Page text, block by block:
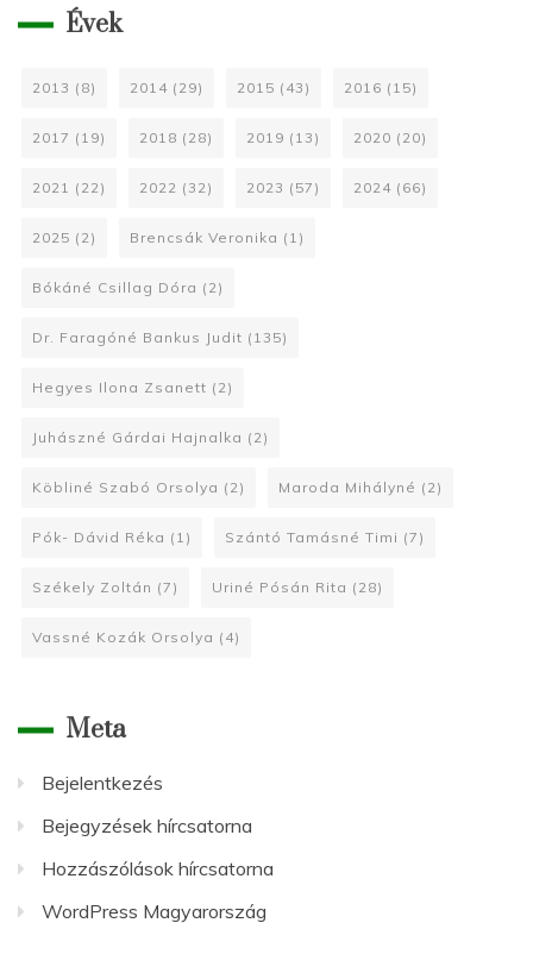
Évek
2013 (8) 2014 (29) 2015 (43) 2016 (15)
2017 (19) 2018 (28) 2019 (13) 2020 (20)
2021 (22) 2022 (32) 2023 (57) 2024 (66)
2025 (2) Brencsák Veronika (1)
Bókáné Csillag Dóra (2)
Dr. Faragóné Bankus Judit (135)
Hegyes Ilona Zsanett (2)
Juhászné Gárdai Hajnalka (2)
Köbliné Szabó Orsolya (2) Maroda Mihályné (2)
Pók- Dávid Réka (1) Szántó Tamásné Timi (7)
Székely Zoltán (7) Uriné Pósán Rita (28)
Vassné Kozák Orsolya (4)
Meta
Bejelentkezés
Bejegyzések hírcsatorna
Hozzászólások hírcsatorna
WordPress Magyarország